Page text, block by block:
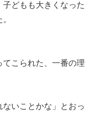
どもも大きくなった
こられた、一番の理
ないことかな」とおっ